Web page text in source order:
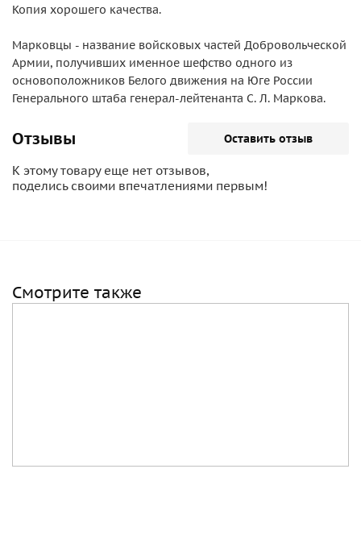
Копия хорошего качества.
Марковцы - название войсковых частей Добровольческой
Армии, получивших именное шефство одного из
основоположников Белого движения на Юге России
Генерального штаба генерал-лейтенанта С. Л. Маркова.
Отзывы Оставить отзыв
К этому товару еще нет отзывов,
поделись своими впечатлениями первым!
Смотрите также